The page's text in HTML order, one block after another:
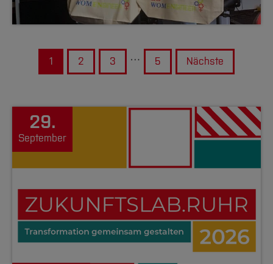
1 2 3 … 5 Nächste
29.
September